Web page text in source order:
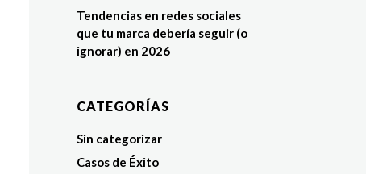
Tendencias en redes sociales
que tu marca debería seguir (o
ignorar) en 2026
CATEGORÍAS
Sin categorizar
Casos de Éxito